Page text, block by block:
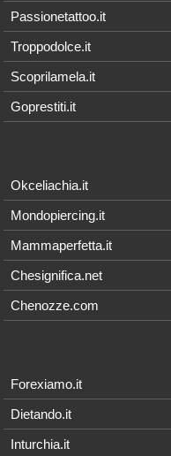
Passionetattoo.it
Troppodolce.it
Scoprilamela.it
Goprestiti.it
Okceliachia.it
Mondopiercing.it
Mammaperfetta.it
Chesignifica.net
Chenozze.com
Forexiamo.it
Dietando.it
Inturchia.it